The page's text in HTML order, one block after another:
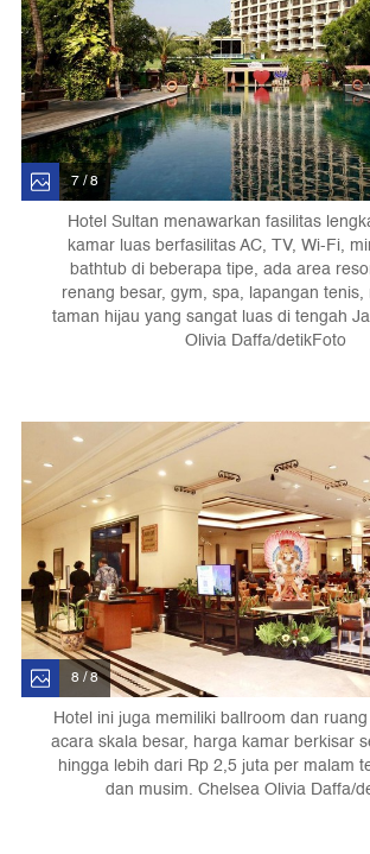
7 / 8
Hotel Sultan menawarkan fasilitas
kamar luas berfasilitas AC, TV, Wi-Fi,
bathtub di beberapa tipe, ada area
renang besar, gym, spa, lapangan
taman hijau yang sangat luas di tengah
Olivia Daffa/detikFoto
8 / 8
Hotel ini juga memiliki ballroom dan
acara skala besar, harga kamar berkisar
hingga lebih dari Rp 2,5 juta per malam
dan musim. Chelsea Olivia Daffa/